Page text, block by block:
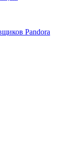
Pandora